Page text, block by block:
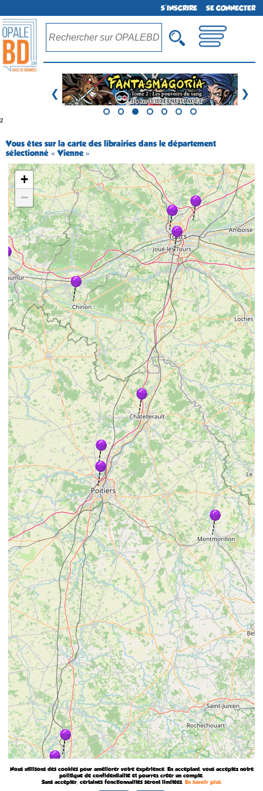
S'INSCRIRE SE CONNECTER
❮ ❯
²
Vous êtes sur la carte des librairies dans le département
sélectionné « Vienne »
+
−
Nous utilisons des cookies pour améliorer votre expérience. En acceptant, vous acceptez notre
politique de confidentialité et pourrez créer un compte.
Sans accepter, certaines fonctionnalités seront limitées. En savoir plus.